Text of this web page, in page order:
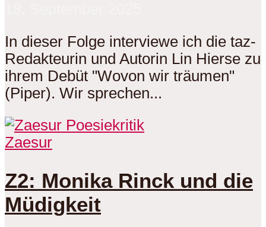
In dieser Folge interviewe ich die taz-
Redakteurin und Autorin Lin Hierse zu
ihrem Debüt "Wovon wir träumen"
(Piper). Wir sprechen...
Zaesur
Z2: Monika Rinck und die
Müdigkeit